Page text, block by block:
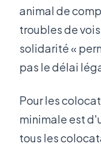
animal de
troubles de
solidarité «
pas le délai
Pour les
minimale est
tous les